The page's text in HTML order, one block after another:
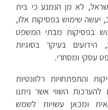
לא מן הנמנע כי בית
שימוש בפסיקות אלו,
בפסיקות מבתי המשפט
בעיקר בסוגיות
עסקי ומסחרי.
והתפתחויות רלוונטיות
להערכות השווי אשר ניתנו
ומכאן עשויות לשמש